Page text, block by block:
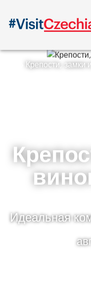
Крепости, замки
Идеальная